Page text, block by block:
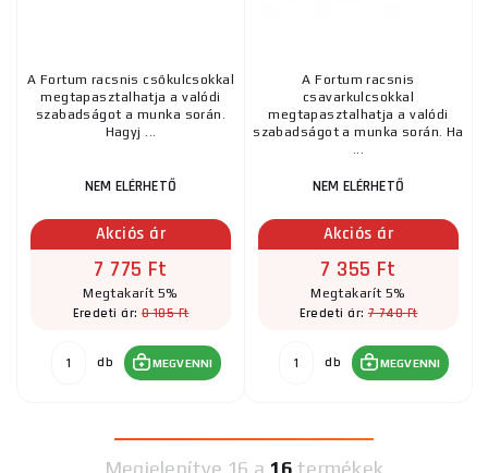
A Fortum racsnis csőkulcsokkal
megtapasztalhatja a valódi
szabadságot a munka során.
Hagyj ...
NEM ELÉRHETŐ
Akciós ár
7 775 Ft
Megtakarít 5%
Eredeti ár:8 185 Ft
db MEGVENNI
A Fortum racsnis
csavarkulcsokkal
megtapasztalhatja a valódi
szabadságot a munka során. Ha
...
NEM ELÉRHETŐ
Akciós ár
7 355 Ft
Megtakarít 5%
Eredeti ár:7 740 Ft
db MEGVENNI
Megjelenítve 16 a 16termékek